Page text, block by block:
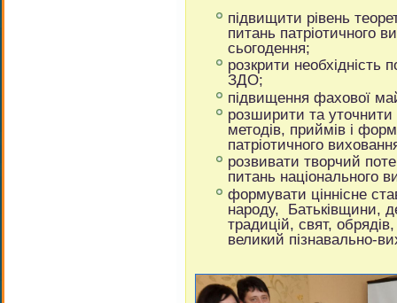
підвищити рівень
питань патріотичного
сьогодення;
розкрити необхідність
ЗДО;
підвищення фахової
розширити та уточнити
методів, приймів і
патріотичного
розвивати творчий
питань національного
формувати ціннісне
народу, Батьківщини,
традицій, свят,
великий пізнавально-